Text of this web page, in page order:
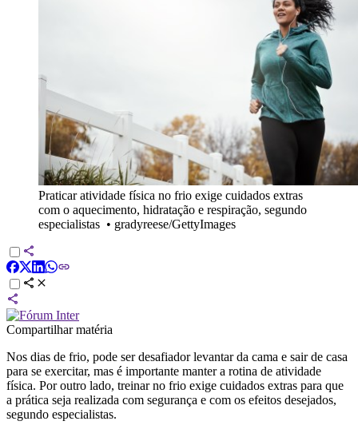
Praticar atividade física no frio exige cuidados extras
com o aquecimento, hidratação e respiração, segundo
especialistas • gradyreese/GettyImages
Compartilhar matéria
Nos dias de frio, pode ser desafiador levantar da cama e sair de casa
para se exercitar, mas é importante manter a rotina de atividade
física. Por outro lado, treinar no frio exige cuidados extras para que
a prática seja realizada com segurança e com os efeitos desejados,
segundo especialistas.